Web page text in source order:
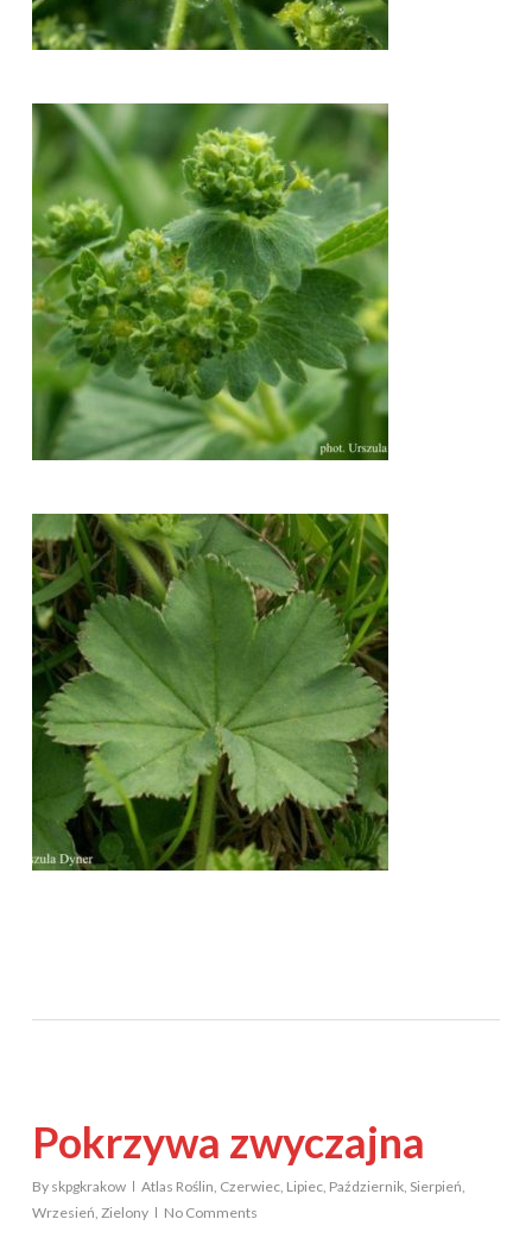
Pokrzywa zwyczajna
By skpgkrakow Atlas Roślin Czerwiec, Lipiec, Październik, Sierpień
Wrzesień Zielony No Comments